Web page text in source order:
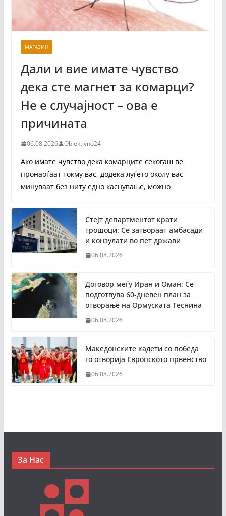
МАГАЗИН
Дали и вие имате чувство
дека сте магнет за комарци?
Не е случајност – ова е
причината
06.08.2026 Objektivno24
Ако имате чувство дека комарците секогаш ве
пронаоѓаат токму вас, додека луѓето околу вас
минуваат без ниту едно каснување, можно
Стејт департментот крати
трошоци: Се затвораат амбасади
и конзулати во пет држави
06.08.2026
Договор меѓу Иран и Оман: Се
подготвува 60-дневен план за
отворање на Ормуската Теснина
06.08.2026
Македонските кадети со победа
го отворија Европското првенство
06.08.2026
За Нас